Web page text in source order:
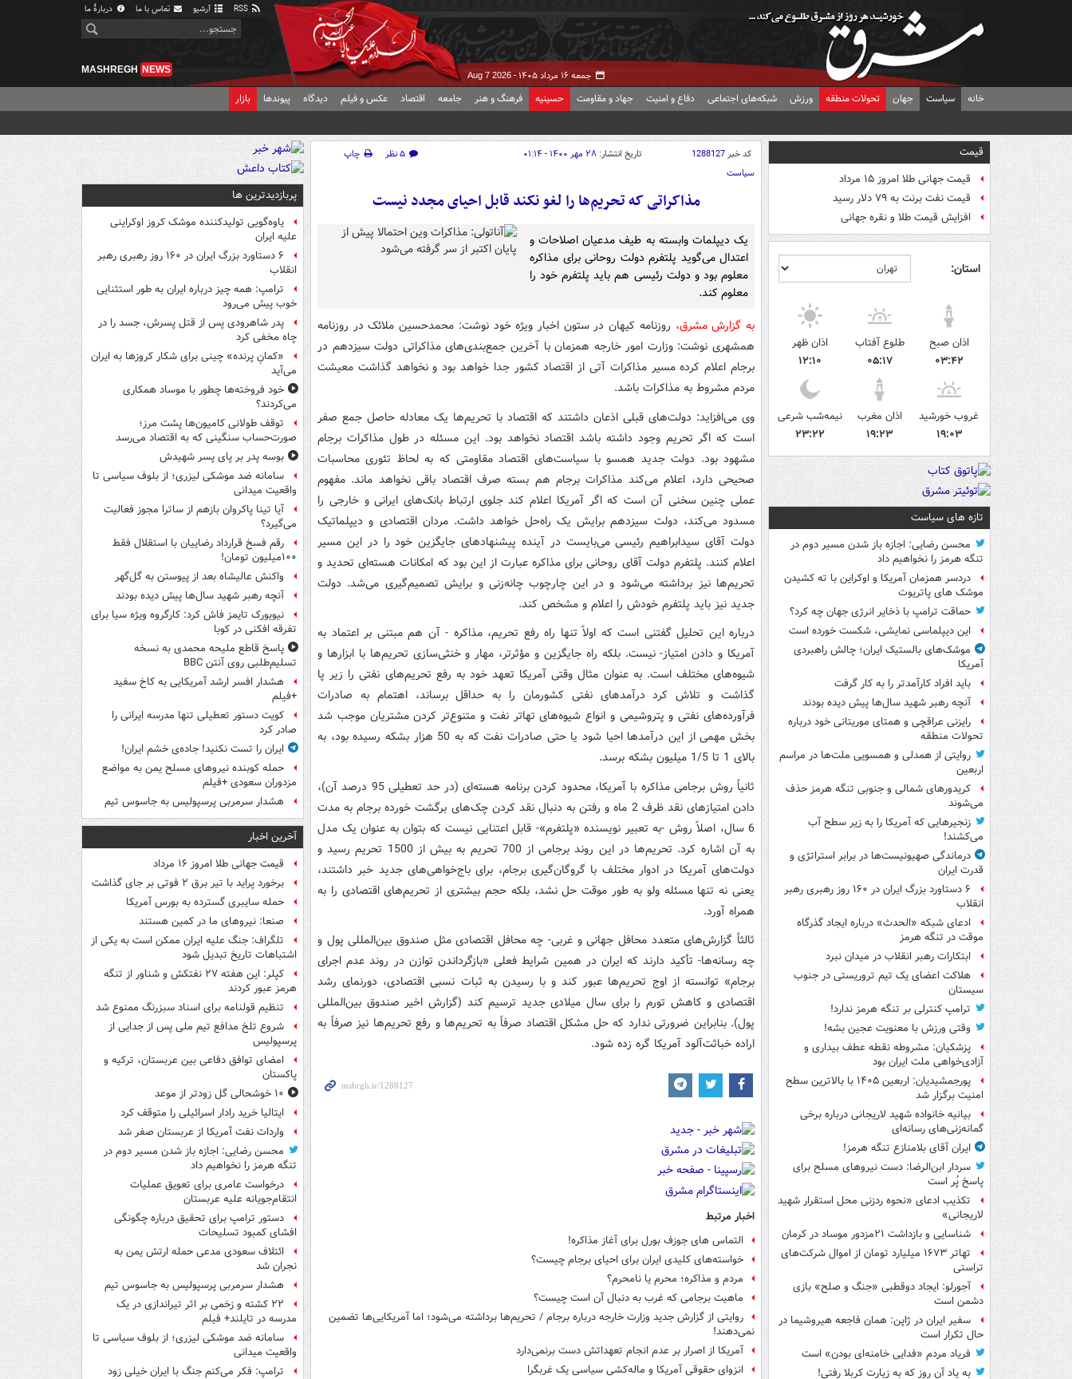
آرشیو تماس با ما دربارهٔ ما
جمعه ۱۶ مرداد ۱۴۰۵ - Aug 7 2026
MASHREGH NEWS
خانه سیاست جهان تحولات منطقه ورزش شبکه‌های اجتماعی دفاع و امنیت جهاد و مقاومت حسینیه فرهنگ و هنر جامعه اقتصاد عکس و فیلم دیدگاه پیوندها بازار
قیمت
قیمت جهانی طلا امروز ۱۵ مرداد
قیمت نفت برنت به ۷۹ دلار رسید
افزایش قیمت طلا و نقره جهانی
استان:
اذان صبح
۰۳:۴۲
طلوع آفتاب
۰۵:۱۷
اذان ظهر
۱۲:۱۰
غروب خورشید
۱۹:۰۳
اذان مغرب
۱۹:۲۳
نیمه‌شب شرعی
۲۳:۲۲
تازه های سیاست
محسن رضایی: اجازه باز شدن مسیر دوم در
تنگه هرمز را نخواهیم داد
دردسر همزمان آمریکا و اوکراین با ته کشیدن
موشک های پاتریوت
حماقت ترامپ با ذخایر انرژی جهان چه کرد؟
این دیپلماسی نمایشی، شکست خورده است
موشک‌های بالستیک ایران؛ چالش راهبردی
آمریکا
باید افراد کارآمدتر را به کار گرفت
آنچه رهبر شهید سال‌ها پیش دیده بودند
رایزنی عراقچی و همتای موریتانی خود درباره
تحولات منطقه
روایتی از همدلی و همسویی ملت‌ها در مراسم
اربعین
کریدورهای شمالی و جنوبی تنگه هرمز حذف
می‌شوند
زنجیرهایی که آمریکا را به زیر سطح آب
می‌کشند!
درماندگی صهیونیست‌ها در برابر استراتژی و
قدرت ایران
۶ دستاورد بزرگ ایران در ۱۶۰ روز رهبری رهبر
انقلاب
ادعای شبکه «الحدث» درباره ایجاد گذرگاه
موقت در تنگه هرمز
ابتکارات رهبر انقلاب در میدان نبرد
هلاکت اعضای یک تیم تروریستی در جنوب
سیستان
ترامپ کنترلی بر تنگه هرمز ندارد!
وقتی ورزش با معنویت عجین بشه!
پزشکیان: مشروطه نقطه عطف بیداری و
آزادی‌خواهی ملت ایران بود
پورجمشیدیان: اربعین ۱۴۰۵ با بالاترین سطح
امنیت برگزار شد
بیانیه خانواده شهید لاریجانی درباره برخی
گمانه‌زنی‌های رسانه‌ای
ایران آقای بلامنازع تنگه هرمز!
سردار ابن‌الرضا: دست نیروهای مسلح برای
پاسخ پُر است
تکذیب ادعای «نحوه ردزنی محل استقرار شهید
لاریجانی»
شناسایی و بازداشت ۲۱مزدور موساد در کرمان
تهاتر ۱۶۷۳ میلیارد تومان از اموال شرکت‌های
تراستی
آجورلو: ایجاد دوقطبی «جنگ و صلح‌» بازی
دشمن است
سفیر ایران در ژاپن: همان فاجعه هیروشیما در
حال تکرار است
فریاد مردم «فدایی خامنه‌ای بودن» است
به یاد آن روز که به زیارت کربلا رفتی!
کد خبر1288127 تاریخ انتشار: ۲۸ مهر ۱۴۰۰ - ۰۱:۱۴ ۵ نظر
چاپ
سیاست
مذاکراتی که تحریم‌ها را لغو نکند قابل احیای مجدد نیست
یک دیپلمات وابسته به طیف مدعیان اصلاحات و
اعتدال می‌گوید پلتفرم دولت روحانی برای مذاکره
معلوم بود و دولت رئیسی هم باید پلتفرم خود را
معلوم کند.
به گزارش مشرق، روزنامه کیهان در ستون اخبار ویژه خود نوشت: محمدحسین ملائک در روزنامه
همشهری نوشت: وزارت امور خارجه همزمان با آخرین جمع‌بندی‌های مذاکراتی دولت سیزدهم در
برجام اعلام کرده مسیر مذاکرات آتی از اقتصاد کشور جدا خواهد بود و نخواهد گذاشت معیشت
مردم مشروط به مذاکرات باشد.
وی می‌افزاید: دولت‌های قبلی اذعان داشتند که اقتصاد با تحریم‌ها یک معادله حاصل جمع صفر
است که اگر تحریم وجود داشته باشد اقتصاد نخواهد بود. این مسئله در طول مذاکرات برجام
مشهود بود. دولت جدید همسو با سیاست‌های اقتصاد مقاومتی که به لحاظ تئوری محاسبات
صحیحی دارد، اعلام می‌کند مذاکرات برجام هم بسته صرف اقتصاد باقی نخواهد ماند. مفهوم
عملی چنین سخنی آن است که اگر آمریکا اعلام کند جلوی ارتباط بانک‌های ایرانی و خارجی را
مسدود می‌کند، دولت سیزدهم برایش یک راه‌حل خواهد داشت. مردان اقتصادی و دیپلماتیک
دولت آقای سیدابراهیم رئیسی می‌بایست در آینده پیشنهادهای جایگزین خود را در این مسیر
اعلام کنند. پلتفرم دولت آقای روحانی برای مذاکره عبارت از این بود که امکانات هسته‌ای تحدید و
تحریم‌ها نیز برداشته می‌شود و در این چارچوب چانه‌زنی و برایش تصمیم‌گیری می‌شد. دولت
جدید نیز باید پلتفرم خودش را اعلام و مشخص کند.
درباره این تحلیل گفتنی است که اولاً تنها راه رفع تحریم، مذاکره - آن هم مبتنی بر اعتماد به
آمریکا و دادن امتیاز- نیست. بلکه راه جایگزین و مؤثرتر، مهار و خنثی‌سازی تحریم‌ها با ابزارها و
شیوه‌های مختلف است. به عنوان مثال وقتی آمریکا تعهد خود به رفع تحریم‌های نفتی را زیر پا
گذاشت و تلاش کرد درآمدهای نفتی کشورمان را به حداقل برساند، اهتمام به صادرات
فرآورده‌های نفتی و پتروشیمی و انواع شیوه‌های تهاتر نفت و متنوع‌تر کردن مشتریان موجب شد
بخش مهمی از این درآمدها احیا شود یا حتی صادرات نفت که به 50 هزار بشکه رسیده بود، به
بالای 1 تا 1/5 میلیون بشکه برسد.
ثانیاً روش برجامی مذاکره با آمریکا، محدود کردن برنامه هسته‌ای (در حد تعطیلی 95 درصد آن)،
دادن امتیازهای نقد ظرف 2 ماه و رفتن به دنبال نقد کردن چک‌های برگشت خورده برجام به مدت
6 سال، اصلاً روش -به تعبیر نویسنده «پلتفرم»- قابل اعتنایی نیست که بتوان به عنوان یک مدل
به آن اشاره کرد. تحریم‌ها در این روند برجامی از 700 تحریم به بیش از 1500 تحریم رسید و
دولت‌های آمریکا در ادوار مختلف با گروگان‌گیری برجام، برای باج‌خواهی‌های جدید خبر داشتند،
یعنی نه تنها مسئله ولو به طور موقت حل نشد، بلکه حجم بیشتری از تحریم‌های اقتصادی را به
همراه آورد.
ثالثاً گزارش‌های متعدد محافل جهانی و غربی- چه محافل اقتصادی مثل صندوق بین‌المللی پول و
چه رسانه‌ها- تأکید دارند که ایران در همین شرایط فعلی «بازگرداندن توازن در روند عدم اجرای
برجام» توانسته از اوج تحریم‌ها عبور کند و با رسیدن به ثبات نسبی اقتصادی، دورنمای رشد
اقتصادی و کاهش تورم را برای سال میلادی جدید ترسیم کند (گزارش اخیر صندوق بین‌المللی
پول). بنابراین ضرورتی ندارد که حل مشکل اقتصاد صرفاً به تحریم‌ها و رفع تحریم‌ها نیز صرفاً به
اراده خباثت‌آلود آمریکا گره زده شود.
اخبار مرتبط
التماس های جوزف بورل برای آغاز مذاکره!
خواسته‌های کلیدی ایران برای احیای برجام چیست؟
مردم و مذاکره؛ محرم یا نامحرم؟
ماهیت برجامی که غرب به دنبال آن است چیست؟
روایتی از گزارش جدید وزارت خارجه درباره برجام / تحریم‌ها برداشته می‌شود؛ اما آمریکایی‌ها تضمین
نمی‌دهند!
آمریکا از اصرار بر عدم انجام تعهداتش دست برنمی‌دارد
انزوای حقوقی آمریکا و ماله‌کشی سیاسی یک غربگرا
پربازدیدترین ها
یاوه‌گویی تولیدکننده موشک کروز اوکراینی
علیه ایران
۶ دستاورد بزرگ ایران در ۱۶۰ روز رهبری رهبر
انقلاب
ترامپ: همه چیز درباره ایران به طور استثنایی
خوب پیش می‌رود
پدر شاهرودی پس از قتل پسرش، جسد را در
چاه مخفی کرد
«کمانِ پرنده» چینی برای شکار کروزها به ایران
می‌آید
خود فروخته‌ها چطور با موساد همکاری
می‌کردند؟
توقف طولانی کامیون‌ها پشت مرز؛
صورت‌حساب سنگینی که به اقتصاد می‌رسد
بوسه‌ پدر بر پای پسر شهیدش
سامانه ضد موشکی لیزری؛ از بلوف سیاسی تا
واقعیت میدانی
آیا تینا پاکروان بازهم از ساترا مجوز فعالیت
می‌گیرد؟
رقم فسخ قرارداد رضاییان با استقلال فقط
۱۰۰میلیون تومان!
واکنش عالیشاه بعد از پیوستن به گل‌گهر
آنچه رهبر شهید سال‌ها پیش دیده بودند
نیویورک تایمز فاش کرد: کارگروه ویژه سیا برای
تفرقه افکنی در کوبا
پاسخ قاطع ملیحه محمدی به نسخه
تسلیم‌طلبی روی آنتن BBC
هشدار افسر ارشد آمریکایی به کاخ سفید
+فیلم
کویت دستور تعطیلی تنها مدرسه ایرانی را
صادر کرد
ایران را تست نکنید! جاده‌ی خشم ایران!
حمله کوبنده نیروهای مسلح یمن به مواضع
مزدوران سعودی +فیلم
هشدار سرمربی پرسپولیس به جاسوس تیم
آخرین اخبار
قیمت جهانی طلا امروز ۱۶ مرداد
برخورد پراید با تیر برق ۲ فوتی بر جای گذاشت
حمله سایبری گسترده به بورس آمریکا
صنعا: نیروهای ما در کمین‌ هستند
تلگراف: جنگ علیه ایران ممکن است به یکی از
اشتباهات تاریخ تبدیل شود
کپلر: این هفته ۲۷ نفتکش و شناور از تنگه
هرمز عبور کردند
تنظیم قولنامه برای اسناد سبزرنگ ممنوع شد
شروع تلخ مدافع تیم ملی پس از جدایی از
پرسپولیس
امضای توافق دفاعی بین عربستان، ترکیه و
پاکستان
۱۰ خوشحالی گل زودتر از موعد
ایتالیا خرید رادار اسرائیلی را متوقف کرد
واردات نفت آمریکا از عربستان صفر شد
محسن رضایی: اجازه باز شدن مسیر دوم در
تنگه هرمز را نخواهیم داد
درخواست عامری برای تعویق عملیات
انتقام‌جویانه علیه عربستان
دستور ترامپ برای تحقیق درباره چگونگی
افشای کمبود تسلیحات
ائتلاف سعودی مدعی حمله ارتش یمن به
نجران شد
هشدار سرمربی پرسپولیس به جاسوس تیم
۲۲ کشته و زخمی بر اثر تیراندازی در یک
مدرسه در تایلند+ فیلم
سامانه ضد موشکی لیزری؛ از بلوف سیاسی تا
واقعیت میدانی
ترامپ: فکر می‌کنم جنگ با ایران خیلی زود